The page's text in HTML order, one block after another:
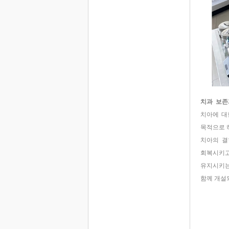
치과 보존
치아에
목적으로
치아의
회복시키
유지시키
함께 개설